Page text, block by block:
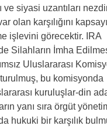
ve siyasi uzantıları
olan karşılığını
işlevini görecektir. IRA
Silahların İmha
Uluslararası
bu komisyonda
kuruluşlar-din
yanı sıra örgüt
hukuki bir karşılık